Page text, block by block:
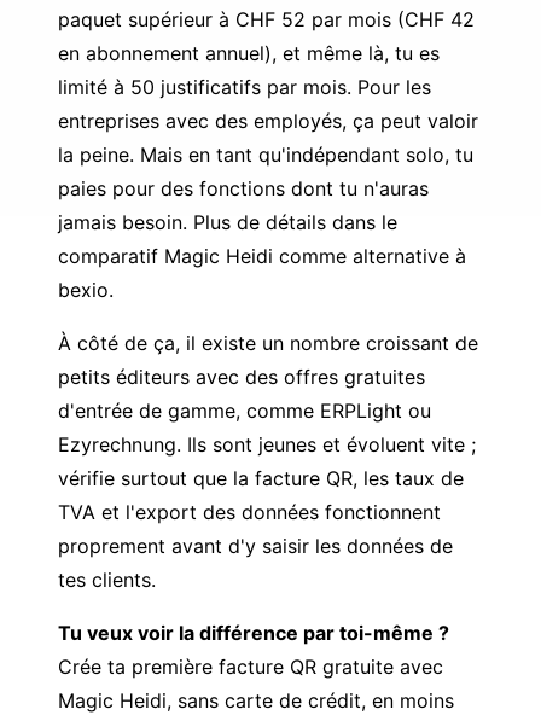
paquet supérieur à CHF 52 par mois (CHF 42
en abonnement annuel), et même là, tu es
limité à 50 justificatifs par mois. Pour les
entreprises avec des employés, ça peut valoir
la peine. Mais en tant qu'indépendant solo, tu
paies pour des fonctions dont tu n'auras
jamais besoin. Plus de détails dans le
comparatif Magic Heidi comme alternative à
bexio.
À côté de ça, il existe un nombre croissant de
petits éditeurs avec des offres gratuites
d'entrée de gamme, comme ERPLight ou
Ezyrechnung. Ils sont jeunes et évoluent vite ;
vérifie surtout que la facture QR, les taux de
TVA et l'export des données fonctionnent
proprement avant d'y saisir les données de
tes clients.
Tu veux voir la différence par toi-même ?
Crée ta première facture QR gratuite avec
Magic Heidi, sans carte de crédit, en moins